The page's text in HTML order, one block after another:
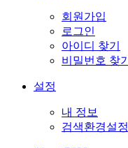
회원가입
로그인
아이디 찾기
비밀번호 찾기
설정
내 정보
검색환경설정